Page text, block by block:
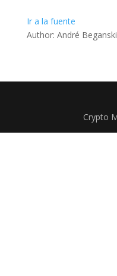
Ir a la fuente
Author: André Beganski
Crypto